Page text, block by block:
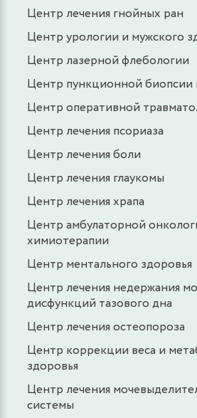
Центр лечения гнойных ран
Центр урологии и мужского
Центр лазерной флебологии
Центр пункционной биопсии
Центр оперативной
Центр лечения псориаза
Центр лечения боли
Центр лечения глаукомы
Центр лечения храпа
Центр амбулаторной
химиотерапии
Центр ментального здоровья
Центр лечения недержания
дисфункций тазового дна
Центр лечения остеопороза
Центр коррекции веса и
здоровья
Центр лечения
системы